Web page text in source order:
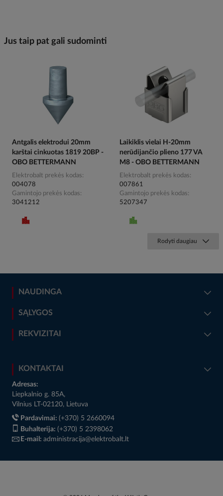
Jus taip pat gali sudominti
Antgalis elektrodui 20mm
karštai cinkuotas 1819 20BP -
OBO BETTERMANN
Elektrobalt prekės kodas
004078
Gamintojo prekės kodas
3041212
Laikiklis vielai H-20mm
nerūdijančio plieno 177 VA
M8 - OBO BETTERMANN
Elektrobalt prekės kodas
007861
Gamintojo prekės kodas
5207347
Rodyti daugiau
NAUDINGA
SĄLYGOS
REKVIZITAI
KONTAKTAI
Adresas:
Liepkalnio g. 85A,
Vilnius LT-02120, Lietuva
Pardavimai: (+370) 5 2660094
Buhalterija: (+370) 5 2398062
E-mail: administracija@elektrobalt.lt